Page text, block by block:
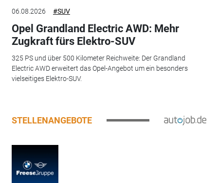
06.08.2026 #SUV
Opel Grandland Electric AWD: Mehr
Zugkraft fürs Elektro-SUV
325 PS und über 500 Kilometer Reichweite: Der Grandland
Electric AWD erweitert das Opel-Angebot um ein besonders
vielseitiges Elektro-SUV.
STELLENANGEBOTE